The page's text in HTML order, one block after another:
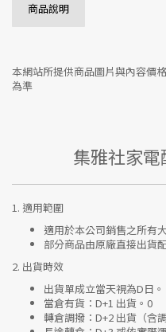
商品說明
本網站所提供商品圖片與內容價
為準
集雅社家
1. 適用範圍
適用於本公司銷售之所有
部分商品由原廠直接出貨
2. 出貨時效
出貨單成立當天視為D日。
當倉有貨： D+1 出貨。0
轉倉調撥： D+2 出貨（含